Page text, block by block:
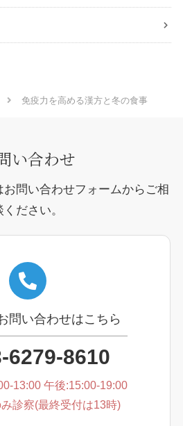
免疫力を高める漢方と冬の食事
い合わせ
問い合わせフォームからご相
ください。
問い合わせはこちら
6279-8610
13:00 午後:15:00-19:00
診察(最終受付は13時)